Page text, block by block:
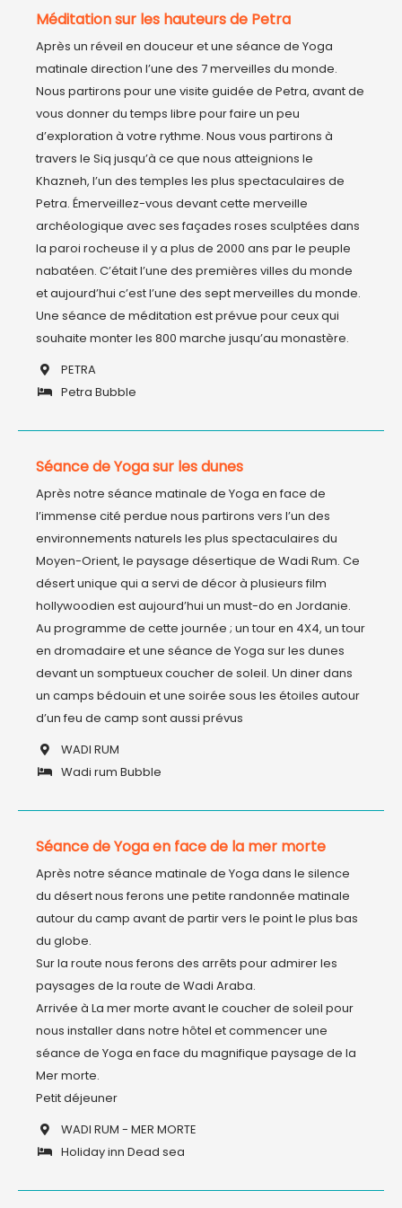
Méditation sur les hauteurs de Petra
Après un réveil en douceur et une séance de Yoga
matinale direction l’une des 7 merveilles du monde.
Nous partirons pour une visite guidée de Petra, avant de
vous donner du temps libre pour faire un peu
d’exploration à votre rythme. Nous vous partirons à
travers le Siq jusqu’à ce que nous atteignions le
Khazneh, l’un des temples les plus spectaculaires de
Petra. Émerveillez-vous devant cette merveille
archéologique avec ses façades roses sculptées dans
la paroi rocheuse il y a plus de 2000 ans par le peuple
nabatéen. C’était l’une des premières villes du monde
et aujourd’hui c’est l’une des sept merveilles du monde.
Une séance de méditation est prévue pour ceux qui
PETRA
Petra Bubble
Séance de Yoga sur les dunes
Après notre séance matinale de Yoga en face de
l’immense cité perdue nous partirons vers l’un des
environnements naturels les plus spectaculaires du
Moyen-Orient, le paysage désertique de Wadi Rum. Ce
désert unique qui a servi de décor à plusieurs film
hollywoodien est aujourd’hui un must-do en Jordanie.
Au programme de cette journée ; un tour en 4X4, un tour
en dromadaire et une séance de Yoga sur les dunes
devant un somptueux coucher de soleil. Un diner dans
un camps bédouin et une soirée sous les étoiles autour
d’un feu de camp sont aussi prévus
WADI RUM
Wadi rum Bubble
Séance de Yoga en face de la mer morte
Après notre séance matinale de Yoga dans le silence
du désert nous ferons une petite randonnée matinale
autour du camp avant de partir vers le point le plus bas
du globe.
Sur la route nous ferons des arrêts pour admirer les
paysages de la route de Wadi Araba.
Arrivée à La mer morte avant le coucher de soleil pour
nous installer dans notre hôtel et commencer une
séance de Yoga en face du magnifique paysage de la
Mer morte.
WADI RUM - MER MORTE
Holiday inn Dead sea